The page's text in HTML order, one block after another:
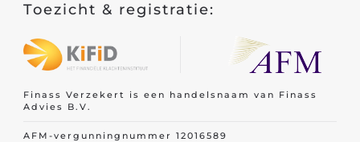
Wetenschap
Cultuur
Wetenschap
Toezicht & registratie:
Finass Verzekert is een handelsnaam van Finass
Advies B.V.
AFM-vergunningnummer 12016589